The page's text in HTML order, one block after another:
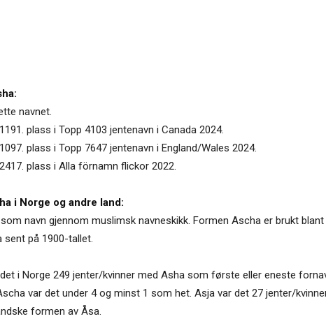
navnet.
plass i Topp 4103 jentenavn i Canada 2024.
plass i Topp 7647 jentenavn i England/Wales 2024.
plass i Alla förnamn flickor 2022.
i Norge og andre land:
navn gjennom muslimsk navneskikk. Formen Ascha er brukt
sent på 1900-tallet.
i Norge 249 jenter/kvinner med Asha som første eller eneste
var det under 4 og minst 1 som het. Asja var det 27 jenter/
formen av Åsa.